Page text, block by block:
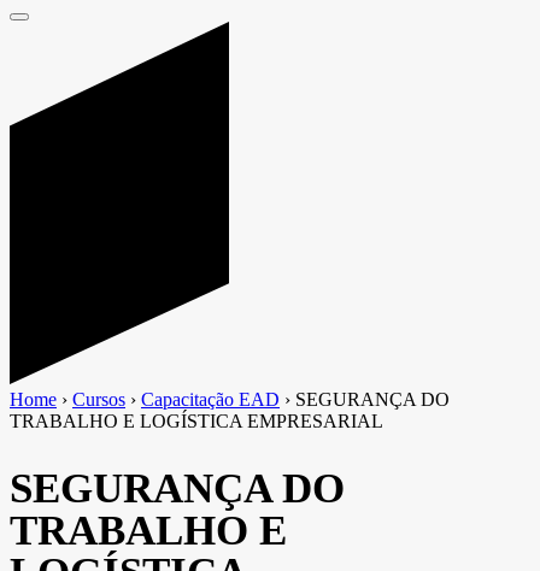
Home › Cursos › Capacitação EAD › SEGURANÇA DO
TRABALHO E LOGÍSTICA EMPRESARIAL
SEGURANÇA DO
TRABALHO E